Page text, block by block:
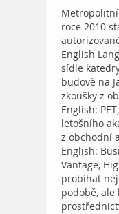
roce 2010
English
sídle
budově na
zkoušky z
English:
letošního
z obchodní
English:
Vantage,
probíhat
podobě,